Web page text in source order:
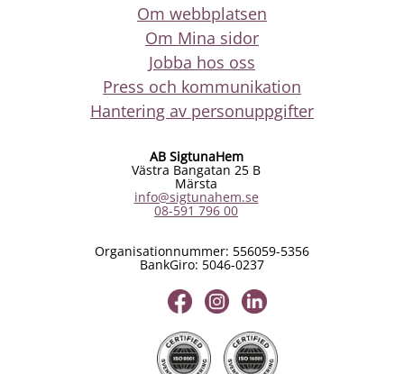
Om webbplatsen
Om Mina sidor
Jobba hos oss
Press och kommunikation
Hantering av personuppgifter
AB SigtunaHem
Västra Bangatan 25 B
Märsta
info@sigtunahem.se
08-591 796 00
Organisationnummer: 556059-5356
BankGiro: 5046-0237